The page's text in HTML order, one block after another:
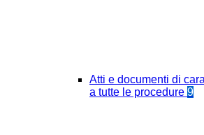
Atti e documenti di
a tutte le procedure 9